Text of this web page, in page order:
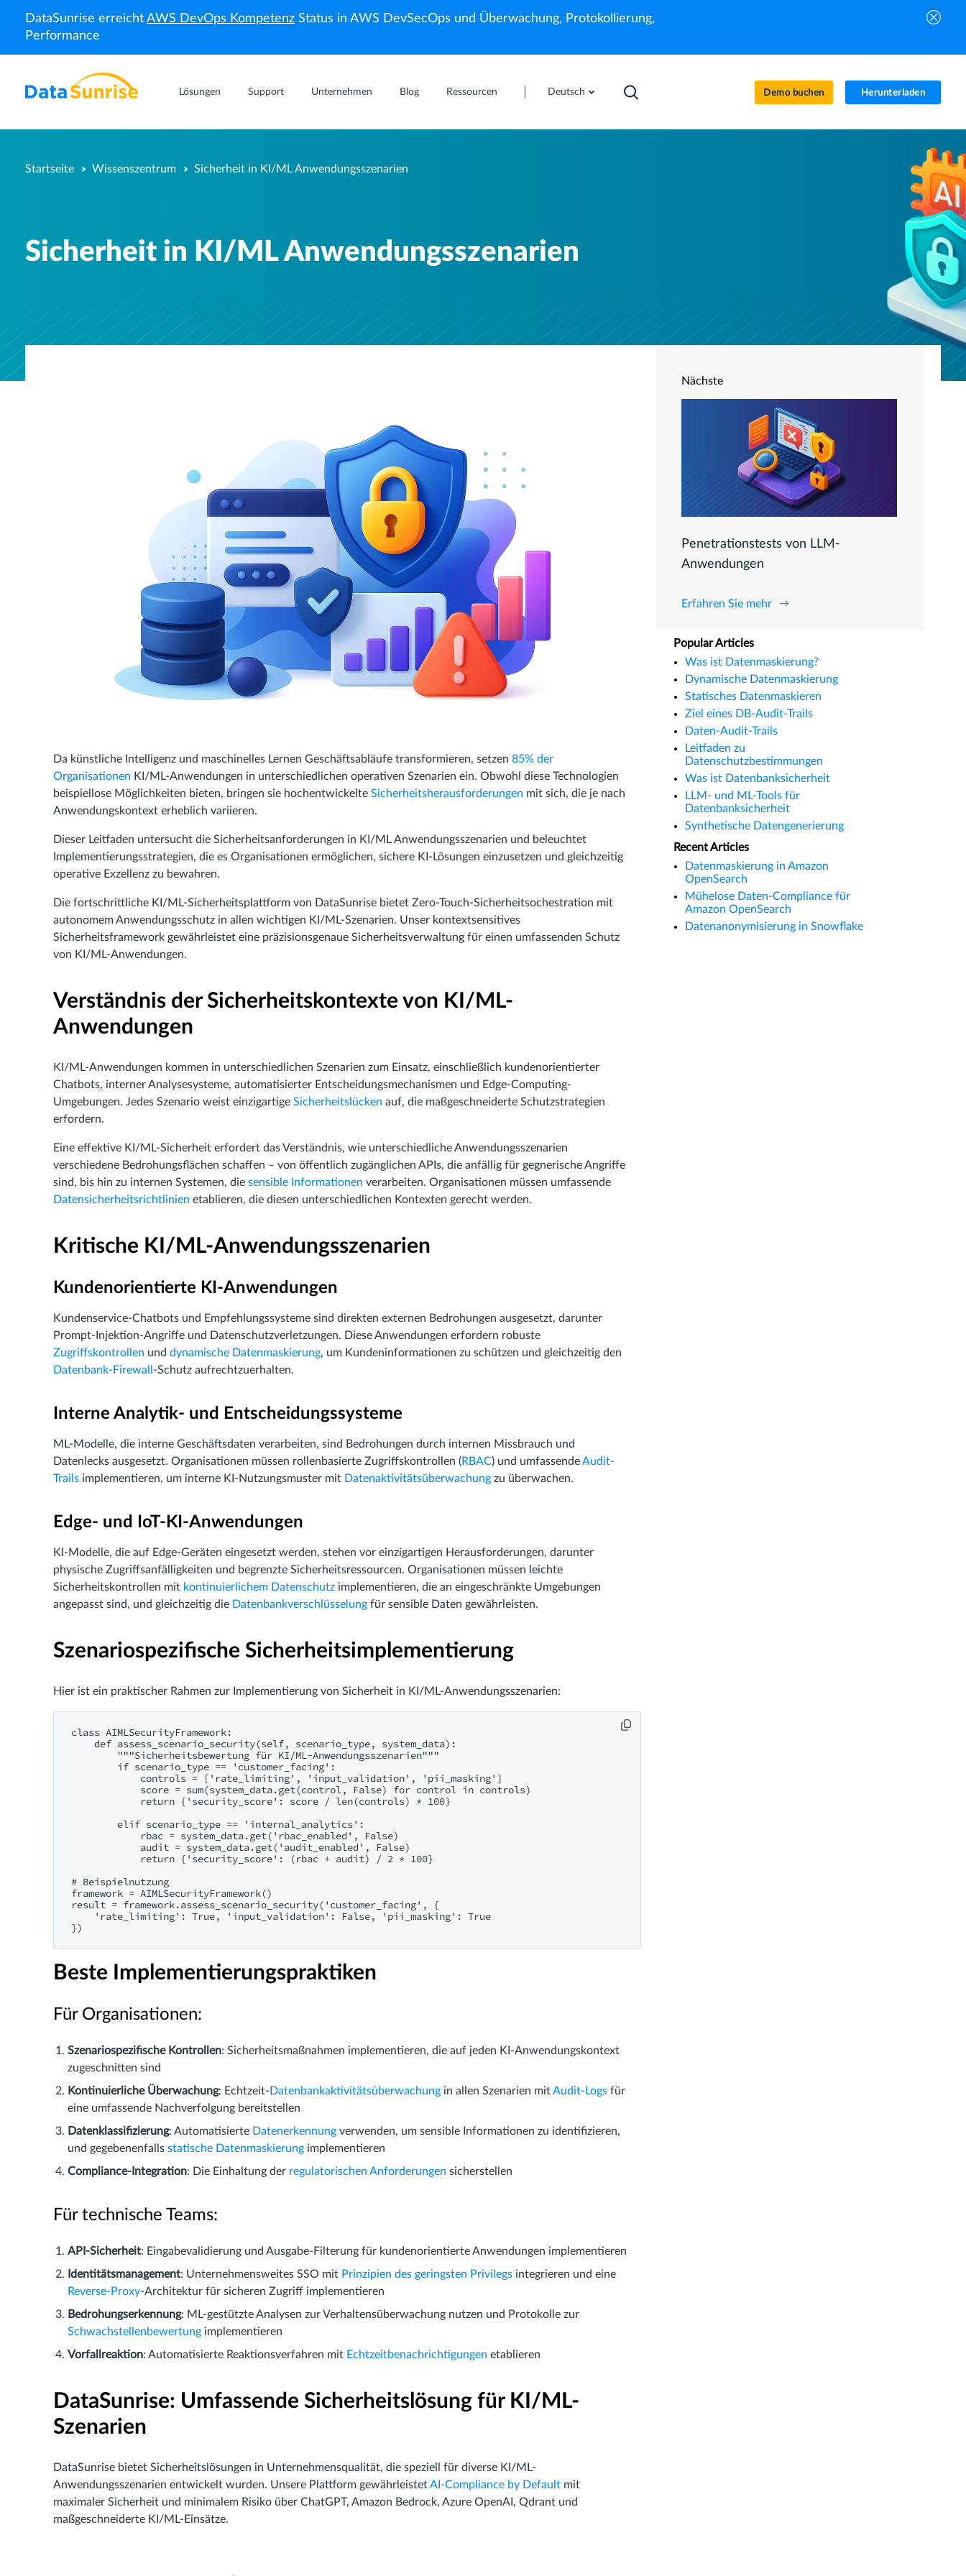
DataSunrise erreicht AWS DevOps Kompetenz Status in AWS DevSecOps und Überwachung, Protokollierung,
Performance
Lösungen Support Unternehmen Blog Ressourcen Deutsch Demo buchen Herunterladen
Startseite Wissenszentrum Sicherheit in KI/ML Anwendungsszenarien
Sicherheit in KI/ML Anwendungsszenarien
Da künstliche Intelligenz und maschinelles Lernen Geschäftsabläufe transformieren, setzen 85% der
Organisationen KI/ML-Anwendungen in unterschiedlichen operativen Szenarien ein. Obwohl diese Technologien
beispiellose Möglichkeiten bieten, bringen sie hochentwickelte Sicherheitsherausforderungen mit sich, die je nach
Anwendungskontext erheblich variieren.
Dieser Leitfaden untersucht die Sicherheitsanforderungen in KI/ML Anwendungsszenarien und beleuchtet
Implementierungsstrategien, die es Organisationen ermöglichen, sichere KI-Lösungen einzusetzen und gleichzeitig
operative Exzellenz zu bewahren.
Die fortschrittliche KI/ML-Sicherheitsplattform von DataSunrise bietet Zero-Touch-Sicherheitsochestration mit
autonomem Anwendungsschutz in allen wichtigen KI/ML-Szenarien. Unser kontextsensitives
Sicherheitsframework gewährleistet eine präzisionsgenaue Sicherheitsverwaltung für einen umfassenden Schutz
von KI/ML-Anwendungen.
Verständnis der Sicherheitskontexte von KI/ML-
Anwendungen
KI/ML-Anwendungen kommen in unterschiedlichen Szenarien zum Einsatz, einschließlich kundenorientierter
Chatbots, interner Analysesysteme, automatisierter Entscheidungsmechanismen und Edge-Computing-
Umgebungen. Jedes Szenario weist einzigartige Sicherheitslücken auf, die maßgeschneiderte Schutzstrategien
erfordern.
Eine effektive KI/ML-Sicherheit erfordert das Verständnis, wie unterschiedliche Anwendungsszenarien
verschiedene Bedrohungsflächen schaffen – von öffentlich zugänglichen APIs, die anfällig für gegnerische Angriffe
sind, bis hin zu internen Systemen, die sensible Informationen verarbeiten. Organisationen müssen umfassende
Datensicherheitsrichtlinien etablieren, die diesen unterschiedlichen Kontexten gerecht werden.
Kritische KI/ML-Anwendungsszenarien
Kundenorientierte KI-Anwendungen
Kundenservice-Chatbots und Empfehlungssysteme sind direkten externen Bedrohungen ausgesetzt, darunter
Prompt-Injektion-Angriffe und Datenschutzverletzungen. Diese Anwendungen erfordern robuste
Zugriffskontrollen und dynamische Datenmaskierung, um Kundeninformationen zu schützen und gleichzeitig den
Datenbank-Firewall -Schutz aufrechtzuerhalten.
Interne Analytik- und Entscheidungssysteme
ML-Modelle, die interne Geschäftsdaten verarbeiten, sind Bedrohungen durch internen Missbrauch und
Datenlecks ausgesetzt. Organisationen müssen rollenbasierte Zugriffskontrollen (RBAC) und umfassendeAudit-
Trails implementieren, um interne KI-Nutzungsmuster mit Datenaktivitätsüberwachung zu überwachen.
Edge- und IoT-KI-Anwendungen
KI-Modelle, die auf Edge-Geräten eingesetzt werden, stehen vor einzigartigen Herausforderungen, darunter
physische Zugriffsanfälligkeiten und begrenzte Sicherheitsressourcen. Organisationen müssen leichte
Sicherheitskontrollen mit kontinuierlichem Datenschutz implementieren, die an eingeschränkte Umgebungen
angepasst sind, und gleichzeitig die Datenbankverschlüsselung für sensible Daten gewährleisten.
Szenariospezifische Sicherheitsimplementierung
Hier ist ein praktischer Rahmen zur Implementierung von Sicherheit in KI/ML-Anwendungsszenarien:
class AIMLSecurityFramework:
    def assess_scenario_security(self, scenario_type, system_data):
        """Sicherheitsbewertung für KI/ML-Anwendungsszenarien"""
        if scenario_type == 'customer_facing':
            controls = ['rate_limiting', 'input_validation', 'pii_masking']
            score = sum(system_data.get(control, False) for control in controls)
            return {'security_score': score / len(controls) * 100}
        elif scenario_type == 'internal_analytics':
            rbac = system_data.get('rbac_enabled', False)
            audit = system_data.get('audit_enabled', False)
            return {'security_score': (rbac + audit) / 2 * 100}
# Beispielnutzung
framework = AIMLSecurityFramework()
result = framework.assess_scenario_security('customer_facing', {
    'rate_limiting': True, 'input_validation': False, 'pii_masking': True
Beste Implementierungspraktiken
Für Organisationen:
Szenariospezifische Kontrollen: Sicherheitsmaßnahmen implementieren, die auf jeden KI-Anwendungskontext
zugeschnitten sind
Kontinuierliche Überwachung: Echtzeit- Datenbankaktivitätsüberwachung in allen Szenarien mitAudit-Logs für
eine umfassende Nachverfolgung bereitstellen
Datenklassifizierung: Automatisierte Datenerkennung verwenden, um sensible Informationen zu identifizieren,
und gegebenenfalls statische Datenmaskierung implementieren
Compliance-Integration: Die Einhaltung der regulatorischen Anforderungen sicherstellen
Für technische Teams:
API-Sicherheit: Eingabevalidierung und Ausgabe-Filterung für kundenorientierte Anwendungen implementieren
Identitätsmanagement: Unternehmensweites SSO mit Prinzipien des geringsten Privilegs integrieren und eine
Reverse-Proxy-Architektur für sicheren Zugriff implementieren
Bedrohungserkennung: ML-gestützte Analysen zur Verhaltensüberwachung nutzen und Protokolle zur
Schwachstellenbewertung implementieren
Vorfallreaktion: Automatisierte Reaktionsverfahren mit Echtzeitbenachrichtigungen etablieren
DataSunrise: Umfassende Sicherheitslösung für KI/ML-
Szenarien
DataSunrise bietet Sicherheitslösungen in Unternehmensqualität, die speziell für diverse KI/ML-
Anwendungsszenarien entwickelt wurden. Unsere Plattform gewährleistetAI-Compliance by Default mit
maximaler Sicherheit und minimalem Risiko über ChatGPT, Amazon Bedrock, Azure OpenAI, Qdrant und
maßgeschneiderte KI/ML-Einsätze.
Nächste
Penetrationstests von LLM-
Anwendungen
Erfahren Sie mehr
Popular Articles
Was ist Datenmaskierung?
Dynamische Datenmaskierung
Statisches Datenmaskieren
Ziel eines DB-Audit-Trails
Daten-Audit-Trails
Leitfaden zu
Datenschutzbestimmungen
Was ist Datenbanksicherheit
LLM- und ML-Tools für
Datenbanksicherheit
Synthetische Datengenerierung
Recent Articles
Datenmaskierung in Amazon
OpenSearch
Mühelose Daten-Compliance für
Amazon OpenSearch
Datenanonymisierung in Snowflake